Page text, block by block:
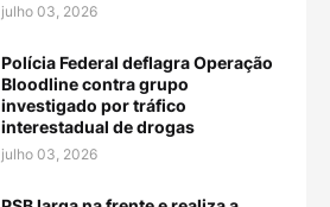
julho 03, 2026
Polícia Federal deflagra Operação
Bloodline contra grupo
investigado por tráfico
interestadual de drogas
julho 03, 2026